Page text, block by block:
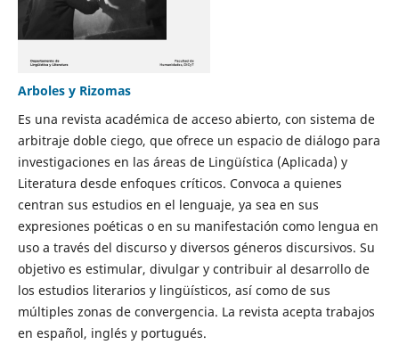
Arboles y Rizomas
Es una revista académica de acceso abierto, con sistema de
arbitraje doble ciego, que ofrece un espacio de diálogo para
investigaciones en las áreas de Lingüística (Aplicada) y
Literatura desde enfoques críticos. Convoca a quienes
centran sus estudios en el lenguaje, ya sea en sus
expresiones poéticas o en su manifestación como lengua en
uso a través del discurso y diversos géneros discursivos. Su
objetivo es estimular, divulgar y contribuir al desarrollo de
los estudios literarios y lingüísticos, así como de sus
múltiples zonas de convergencia. La revista acepta trabajos
en español, inglés y portugués.